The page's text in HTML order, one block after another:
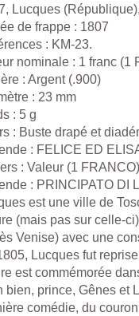
Lucques
de frappe : 1807
: KM-23.
nominale : 1 franc (1
: Argent (.900)
: 23 mm
: 5 g
: Buste drapé et
: FELICE ED
: Valeur (1
: PRINCIPATO DI
est une ville de
(mais pas sur celle-
Venise) avec une
Lucques fut
est commémorée
bien, prince, Gênes et
comédie, du